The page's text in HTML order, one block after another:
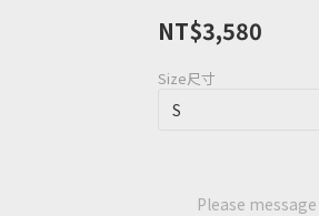
NT$3,580
Size尺寸
Please